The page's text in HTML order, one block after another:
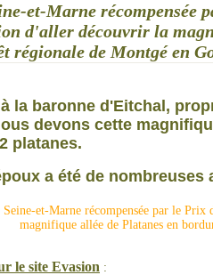
et-Marne récompensée
d'aller découvrir la
régionale de Montgé en
la baronne d'Eitchal,
devons cette
platanes.
a été de nombreuses
le site Evasion :